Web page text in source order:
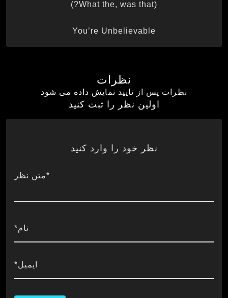
(What the, was that?)
You’re Unbelievable
نظرات
نظرات پس از تایید نمایش داده می شود
اولین نظر را ثبت کنید
نظر خود را وارد کنید
*متن نظر
نام*
ایمیل*